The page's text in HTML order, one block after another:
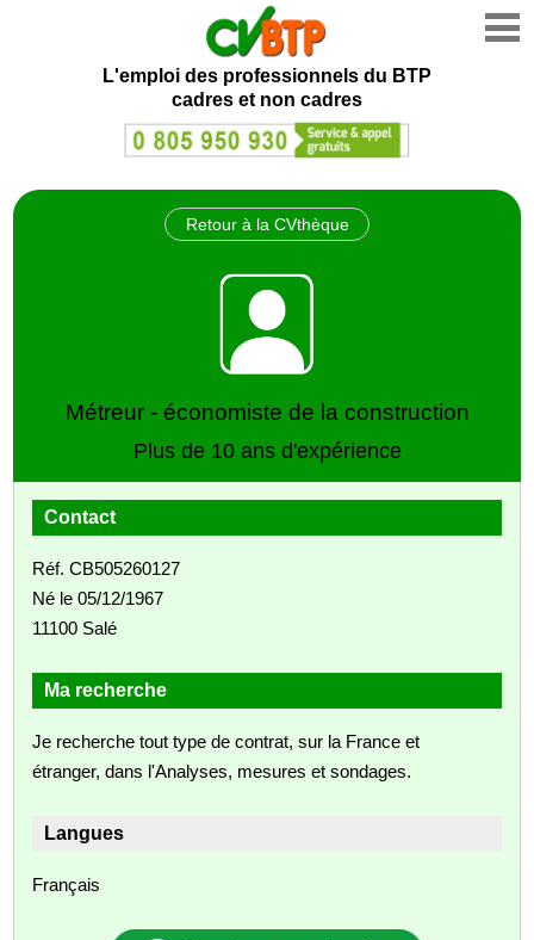
L'emploi des professionnels du BTP
cadres et non cadres
Retour à la CVthèque
Métreur - économiste de la construction
Plus de 10 ans d'expérience
Contact
Réf. CB505260127
Né le 05/12/1967
11100 Salé
Ma recherche
Je recherche tout type de contrat, sur la France et
étranger, dans l'Analyses, mesures et sondages.
Langues
Français